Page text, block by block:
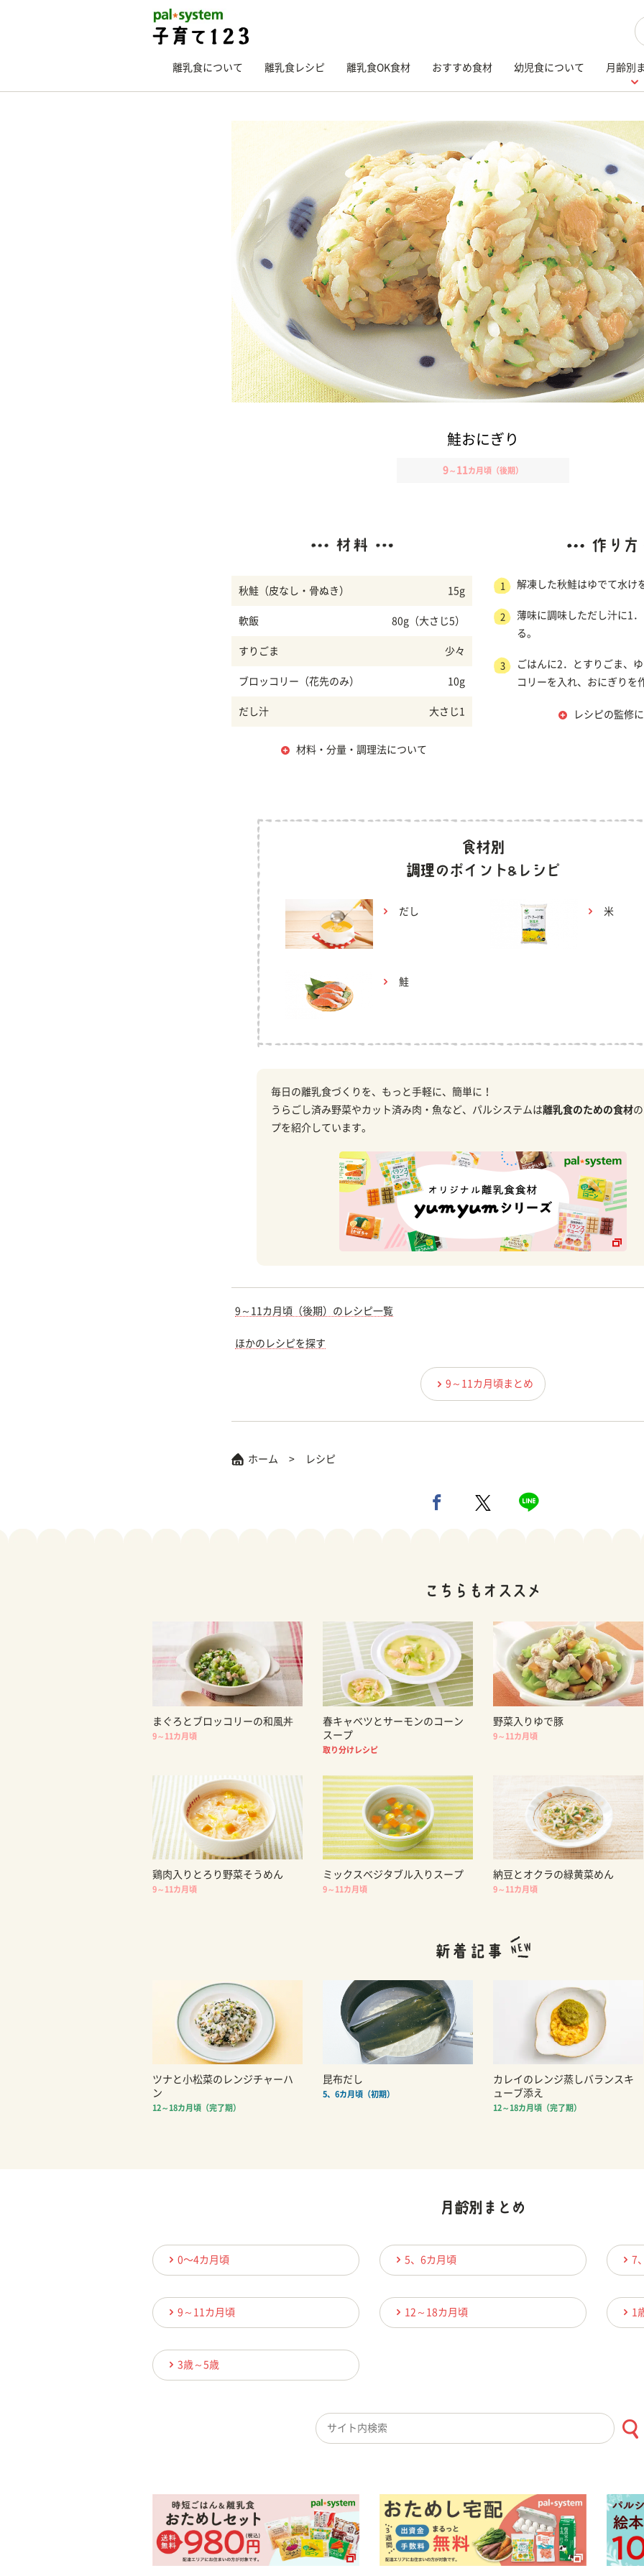
離乳食について 離乳食レシピ 離乳食OK食材 おすすめ食材 幼児食について 月齢別
鮭おにぎり
9～ 11 カ月頃（後期）
秋鮭（皮なし・骨ぬき） 15g
軟飯 80g（大さじ5）
すりごま 少々
ブロッコリー（花先のみ） 10g
だし汁 大さじ1
材料・分量・調理法について
1 解凍した秋鮭はゆでて水け
2
薄味に調味しただし汁に1
る。
3
ごはんに2．とすりごま、
コリーを入れ、おにぎりを
レシピの監修
だし 米
鮭
毎日の離乳食づくりを、もっと手軽に、簡単に！
うらごし済み野菜やカット済み肉・魚など、パルシステムは離乳食のための食材
プを紹介しています。
9～11カ月頃（後期）のレシピ一覧
ほかのレシピを探す
9～11カ月頃まとめ
ホーム レシピ
まぐろとブロッコリーの和風丼
9～11カ月頃
春キャベツとサーモンのコーン
スープ
取り分けレシピ
野菜入りゆで豚
9～11カ月頃
鶏肉入りとろり野菜そうめん
9～11カ月頃
ミックスベジタブル入りスープ
9～11カ月頃
納豆とオクラの緑黄菜めん
9～11カ月頃
ツナと小松菜のレンジチャーハ
ン
12～18カ月頃（完了期）
昆布だし
5、6カ月頃（初期）
カレイのレンジ蒸しバランスキ
ューブ添え
12～18カ月頃（完了期）
0〜4カ月頃 5、6カ月頃 7
9～11カ月頃 12～18カ月頃 1
3歳～5歳
検索キーワード入力